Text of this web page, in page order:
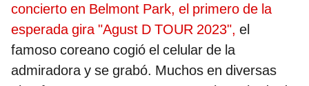
concierto en Belmont Park, el primero de la
esperada gira "Agust D TOUR 2023", el
famoso coreano cogió el celular de la
admiradora y se grabó. Muchos en diversas